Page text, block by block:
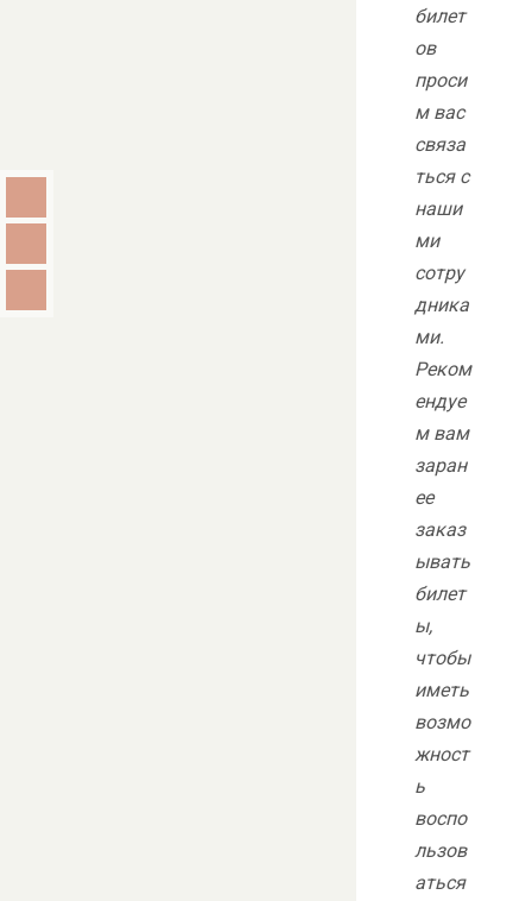
билет
ов
проси
м вас
связа
ться с
наши
ми
сотру
дника
ми.
Реком
ендуе
м вам
заран
ее
заказ
ывать
билет
ы,
чтобы
иметь
возмо
жност
ь
воспо
льзов
аться